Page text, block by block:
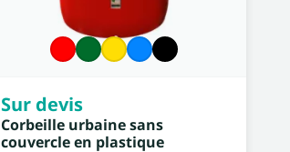
Sur devis
Corbeille urbaine sans
couvercle en plastique